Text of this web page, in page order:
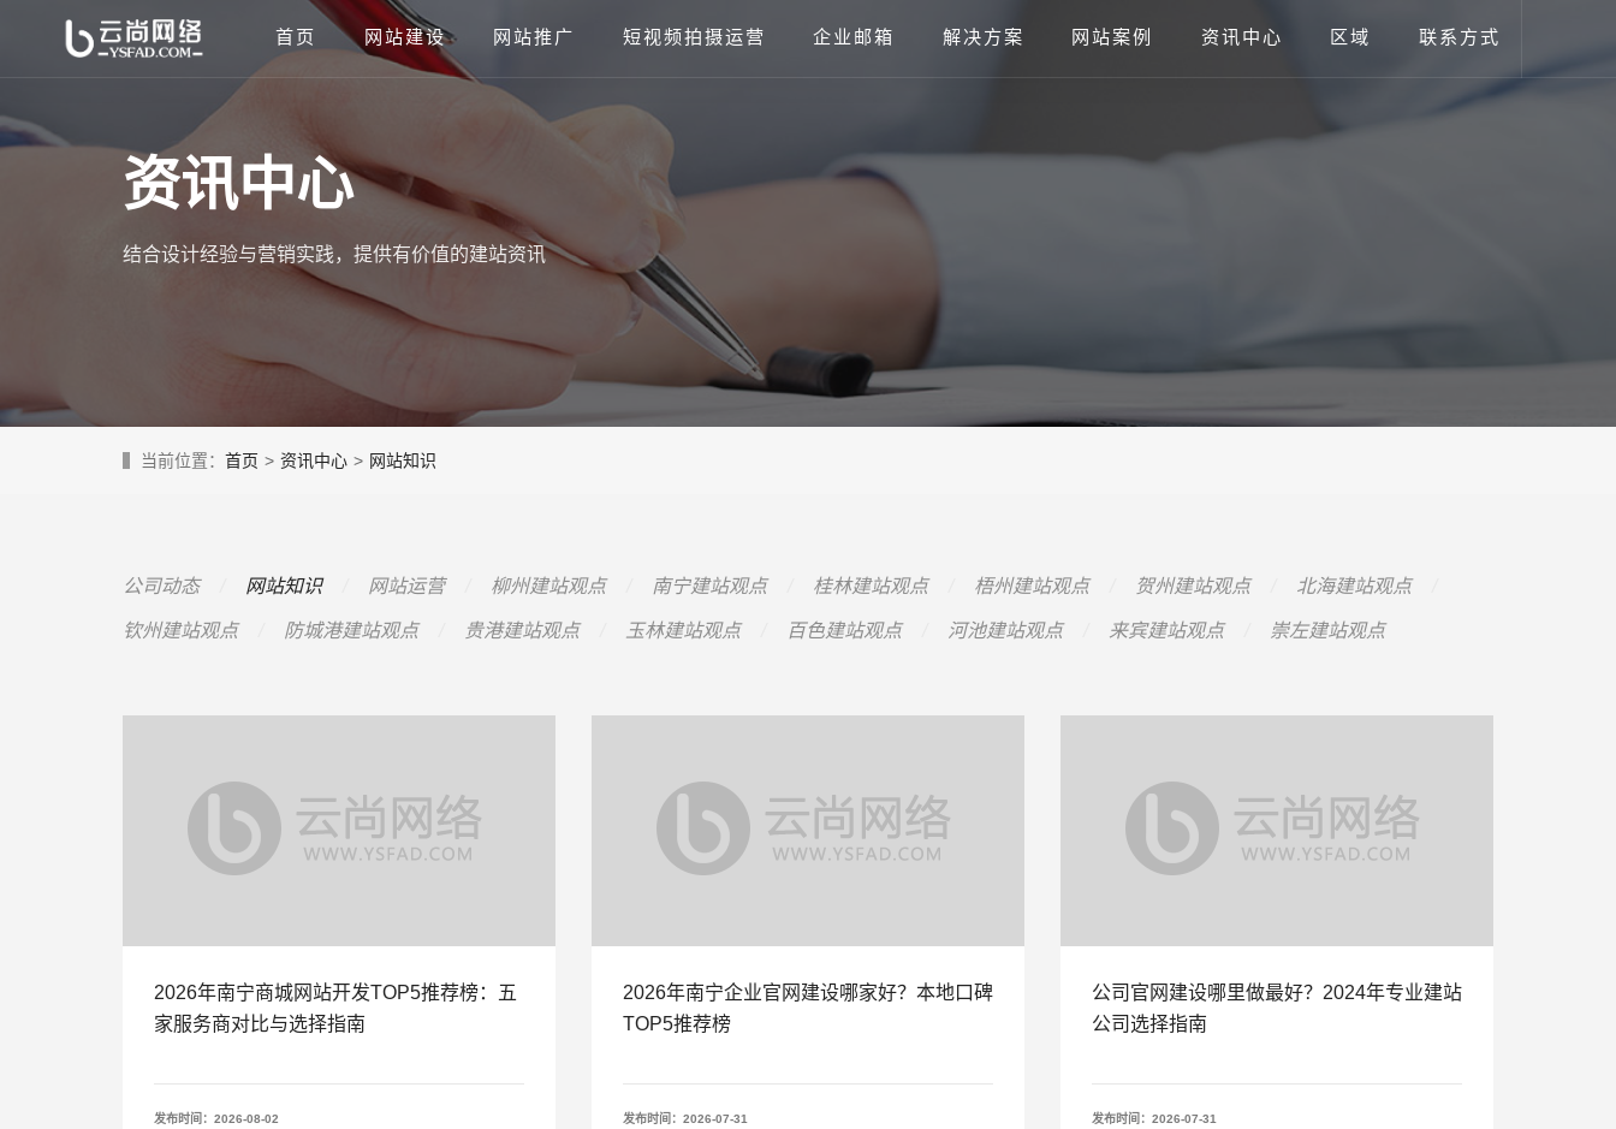
首页 网站建设 网站推广 短视频拍摄运营 企业邮箱 解决方案 网站案例 资讯中心 区域 联系方式
资讯中心
结合设计经验与营销实践，提供有价值的建站资讯
当前位置： 首页 > 资讯中心 > 网站知识
公司动态 网站知识 网站运营 柳州建站观点 南宁建站观点 桂林建站观点 梧州建站观点 贺州建站观点 北海建站观点
钦州建站观点 防城港建站观点 贵港建站观点 玉林建站观点 百色建站观点 河池建站观点 来宾建站观点 崇左建站观点
2026年南宁商城网站开发TOP5推荐榜：五
家服务商对比与选择指南
发布时间：2026-08-02
2026年南宁企业官网建设哪家好？本地口碑
TOP5推荐榜
发布时间：2026-07-31
公司官网建设哪里做最好？2024年专业建站
公司选择指南
发布时间：2026-07-31